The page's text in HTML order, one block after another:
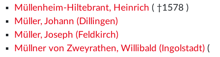
Müllenheim-Hiltebrant, Heinrich ( †1578 )
Müller, Johann (Dillingen)
Müller, Joseph (Feldkirch)
Müllner von Zweyrathen, Willibald (Ingolstadt)(